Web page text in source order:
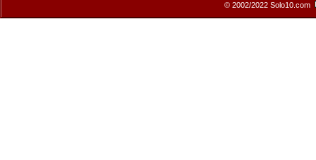
© 2002/2022 Solo10.com